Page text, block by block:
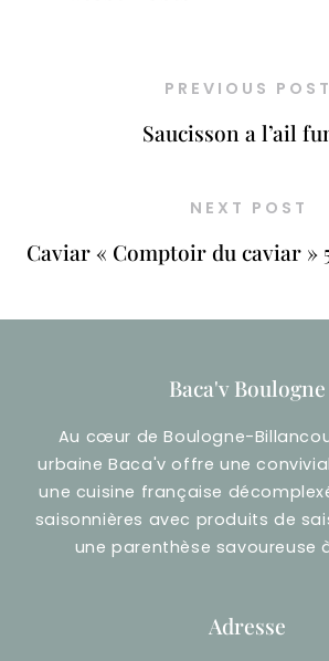
PREVIOUS POST
Saucisson a l’ail
NEXT POST
Caviar « Comptoir du caviar »
Baca'v Boulogne
Au cœur de Boulogne-
urbaine Baca'v offre une
une cuisine française
saisonnières avec produits de
une parenthèse savoureuse
Adresse